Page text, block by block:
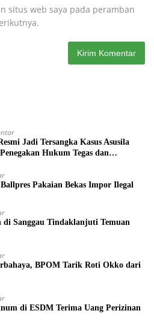
situs web saya pada peramban
Jadi Tersangka Kasus Asusila
Hukum Tegas dan
Pakaian Bekas Impor Ilegal
di Sanggau Tindaklanjuti Temuan
BPOM Tarik Roti Okko dari
di ESDM Terima Uang Perizinan